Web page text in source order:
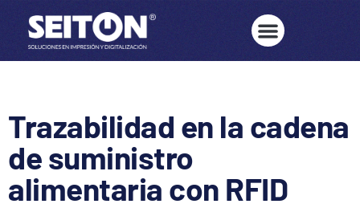
Trazabilidad en la cadena
de suministro
alimentaria con RFID